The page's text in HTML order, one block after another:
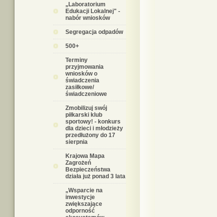
„Laboratorium
Edukacji Lokalnej" -
nabór wniosków
Segregacja odpadów
500+
Terminy
przyjmowania
wniosków o
świadczenia
zasiłkowe/
świadczeniowe
Zmobilizuj swój
piłkarski klub
sportowy! - konkurs
dla dzieci i młodzieży
przedłużony do 17
sierpnia
Krajowa Mapa
Zagrożeń
Bezpieczeństwa
działa już ponad 3 lata
„Wsparcie na
inwestycje
zwiększające
odporność